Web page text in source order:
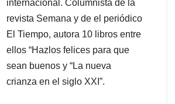
internacional. Columnista de la
revista Semana y de el periódico
El Tiempo, autora 10 libros entre
ellos “Hazlos felices para que
sean buenos y “La nueva
crianza en el siglo XXI”.